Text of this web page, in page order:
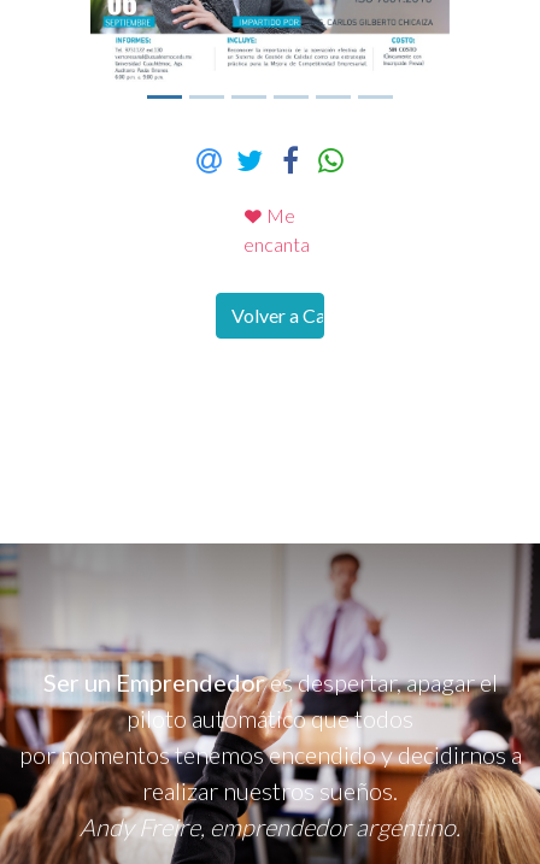
Me
encanta
Ser un Emprendedores despertar, apagar el
piloto automático que todos
por momentos tenemos encendido y decidirnos a
realizar nuestros sueños.
Andy Freire, emprendedor argentino.